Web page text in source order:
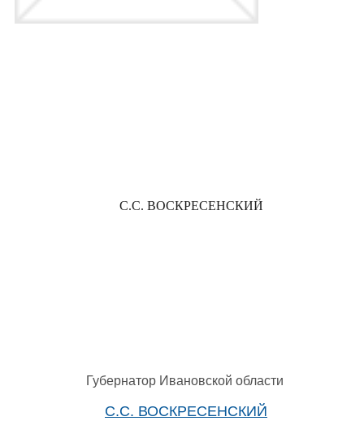
С.С. ВОСКРЕСЕНСКИЙ
Губернатор Ивановской области
С.С. ВОСКРЕСЕНСКИЙ